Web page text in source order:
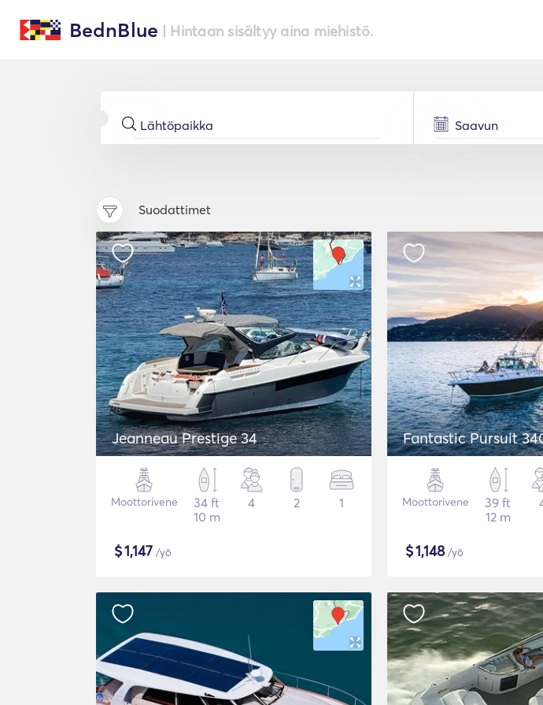
BednBlue | Hintaan sisältyy aina miehistö.
Suodattimet
Jeanneau Prestige 34
Moottorivene
34 ft
10 m
4 2 1
$1,147 /yö
Fantastic Pursuit
Moottorivene
39 ft
12 m
$1,148/yö